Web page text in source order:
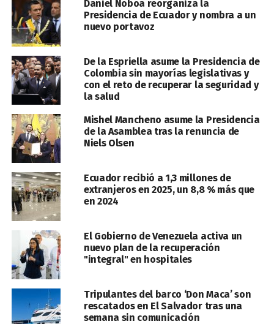
Daniel Noboa reorganiza la
Presidencia de Ecuador y nombra a un
nuevo portavoz
De la Espriella asume la Presidencia de
Colombia sin mayorías legislativas y
con el reto de recuperar la seguridad y
la salud
Mishel Mancheno asume la Presidencia
de la Asamblea tras la renuncia de
Niels Olsen
Ecuador recibió a 1,3 millones de
extranjeros en 2025, un 8,8 % más que
en 2024
El Gobierno de Venezuela activa un
nuevo plan de la recuperación
"integral" en hospitales
Tripulantes del barco ‘Don Maca’ son
rescatados en El Salvador tras una
semana sin comunicación